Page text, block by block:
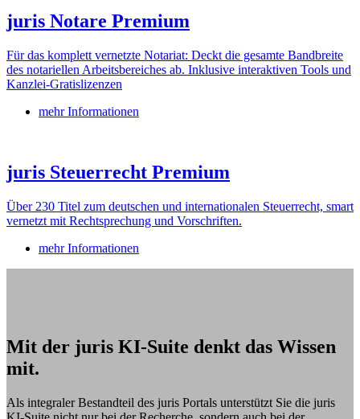
juris Notare Premium
Für das komplett vernetzte Notariat: Deckt die gesamte Bandbreite
des notariellen Arbeitsbereiches ab. Inklusive interaktiven Tools und
Kanzlei-Gratislizenzen
mehr Informationen
juris Steuerrecht Premium
Über 230 Titel zum deutschen und internationalen Steuerrecht, smart
vernetzt mit Rechtsprechung und Vorschriften.
mehr Informationen
Mit der juris KI-Suite denkt das Wissen
mit.
Als integraler Bestandteil des juris Portals unterstützt Sie die juris